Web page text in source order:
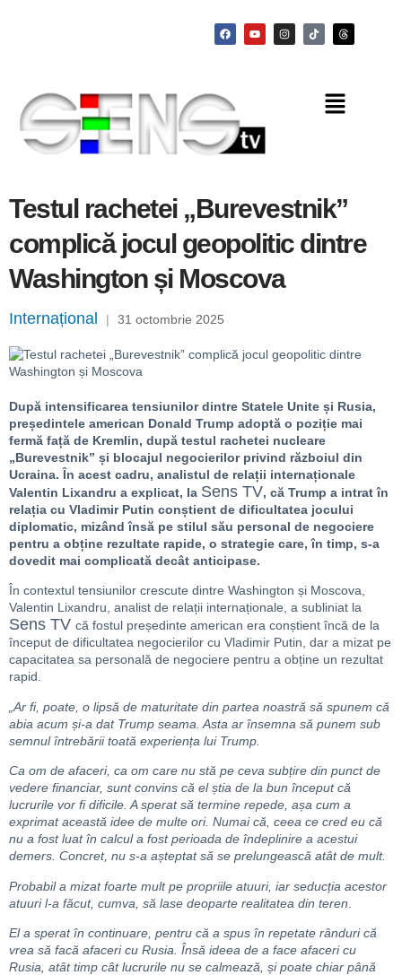
Testul rachetei „Burevestnik”
complică jocul geopolitic dintre
Washington și Moscova
Internațional | 31 octombrie 2025
După intensificarea tensiunilor dintre Statele Unite și Rusia,
președintele american Donald Trump adoptă o poziție mai
fermă față de Kremlin, după testul rachetei nucleare
„Burevestnik” și blocajul negocierilor privind războiul din
Ucraina. În acest cadru, analistul de relații internaționale
Valentin Lixandru a explicat, la Sens TV, că Trump a intrat în
relația cu Vladimir Putin conștient de dificultatea jocului
diplomatic, mizând însă pe stilul său personal de negociere
pentru a obține rezultate rapide, o strategie care, în timp, s-a
dovedit mai complicată decât anticipase.
În contextul tensiunilor crescute dintre Washington și Moscova,
Valentin Lixandru, analist de relații internaționale, a subliniat la
Sens TV că fostul președinte american era conștient încă de la
început de dificultatea negocierilor cu Vladimir Putin, dar a mizat pe
capacitatea sa personală de negociere pentru a obține un rezultat
rapid.
„Ar fi, poate, o lipsă de maturitate din partea noastră să spunem că
abia acum și-a dat Trump seama. Asta ar însemna să punem sub
semnul întrebării toată experiența lui Trump.
Ca om de afaceri, ca om care nu stă pe ceva subțire din punct de
vedere financiar, sunt convins că el știa de la bun început că
lucrurile vor fi dificile. A sperat să termine repede, așa cum a
exprimat această idee de multe ori. Numai că, ceea ce cred eu că
nu a fost luat în calcul a fost perioada de îndeplinire a acestui
demers. Concret, nu s-a așteptat să se prelungească atât de mult.
Probabil a mizat foarte mult pe propriile atuuri, iar seducția acestor
atuuri l-a făcut, cumva, să lase deoparte realitatea din teren
El a sperat în continuare, pentru că a spus în repetate rânduri că
vrea să facă afaceri cu Rusia. Însă ideea de a face afaceri cu
Rusia, atât timp cât lucrurile nu se calmează, și poate chiar până